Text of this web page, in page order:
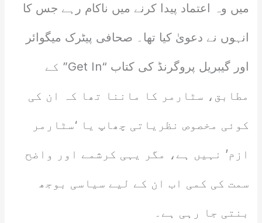
میں وہ اعتماد پیدا کرنے میں ناکام رہے جس کا
انہوں نے دعویٰ کیا تھا۔ صحافی پیٹرک میگوائر
اور گیبریل پروگرنڈ کی کتاب “Get In” کے
مطابق، سٹارمر کا ماننا تھا کہ ان کی
کوئی مخصوص نظریاتی چھاپ یا ‘سٹارمر
ازم’ نہیں ہے، مگر یہی کرشمے اور واضح
سمت کی کمی اب ان کے لیے سیاسی بوجھ
بنتی جا رہی ہے۔